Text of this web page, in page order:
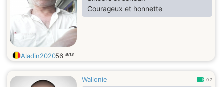
Courageux et honnette
Aladin202056 ans
Wallonie 0.7